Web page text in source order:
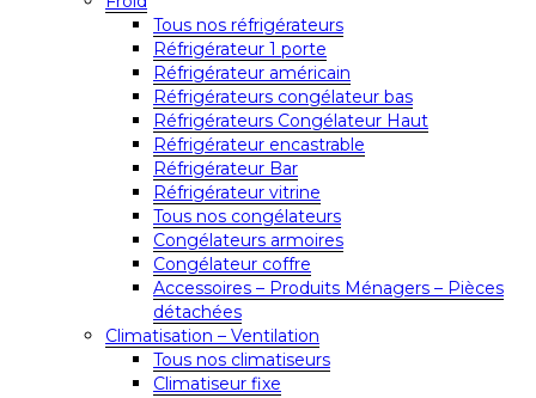
Tous nos réfrigérateurs
Réfrigérateur 1 porte
Réfrigérateur américain
Réfrigérateurs congélateur bas
Réfrigérateurs Congélateur Haut
Réfrigérateur encastrable
Réfrigérateur Bar
Réfrigérateur vitrine
Tous nos congélateurs
Congélateurs armoires
Congélateur coffre
Accessoires – Produits Ménagers – Pièces
détachées
Climatisation – Ventilation
Tous nos climatiseurs
Climatiseur fixe